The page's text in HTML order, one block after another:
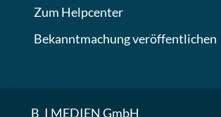
Zum Helpcenter
Bekanntmachung veröffentlichen
B_I MEDIEN GmbH